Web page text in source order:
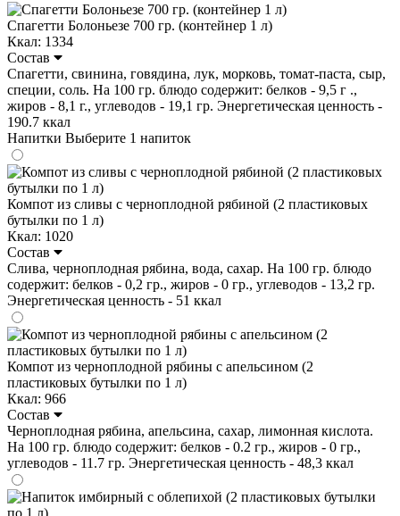
Спагетти Болоньезе 700 гр. (контейнер 1 л)
Ккал: 1334
Состав
Спагетти, свинина, говядина, лук, морковь, томат-паста, сыр,
специи, соль. На 100 гр. блюдо содержит: белков - 9,5 г .,
жиров - 8,1 г., углеводов - 19,1 гр. Энергетическая ценность -
190.7 ккал
Напитки Выберите 1 напиток
Компот из сливы с черноплодной рябиной (2 пластиковых
бутылки по 1 л)
Ккал: 1020
Состав
Слива, черноплодная рябина, вода, сахар. На 100 гр. блюдо
содержит: белков - 0,2 гр., жиров - 0 гр., углеводов - 13,2 гр.
Энергетическая ценность - 51 ккал
Компот из черноплодной рябины с апельсином (2
пластиковых бутылки по 1 л)
Ккал: 966
Состав
Черноплодная рябина, апельсина, сахар, лимонная кислота.
На 100 гр. блюдо содержит: белков - 0.2 гр., жиров - 0 гр.,
углеводов - 11.7 гр. Энергетическая ценность - 48,3 ккал